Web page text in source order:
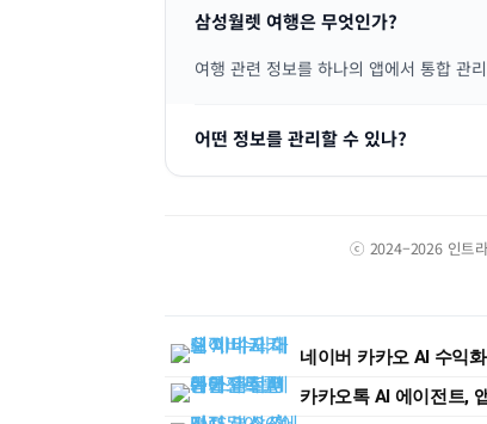
삼성월렛 여행은 무엇인가?
여행 관련 정보를 하나의 앱에서 통합 관
어떤 정보를 관리할 수 있나?
ⓒ 2024–2026 인트
네이버 카카오 AI 수익
카카오톡 AI 에이전트,